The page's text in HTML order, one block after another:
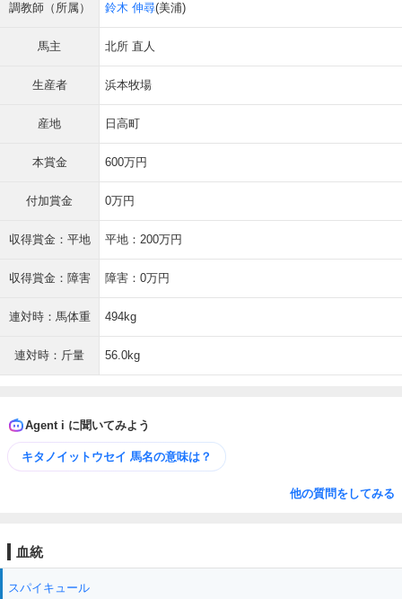
調教師（所属） 鈴木 伸尋(美浦)
馬主 北所 直人
生産者 浜本牧場
産地 日高町
本賞金 600万円
付加賞金 0万円
収得賞金：平地 平地：200万円
収得賞金：障害 障害：0万円
連対時：馬体重 494kg
連対時：斤量 56.0kg
Agent i に聞いてみよう
キタノイットウセイ 馬名の意味は？
他の質問をしてみる
血統
スパイキュール